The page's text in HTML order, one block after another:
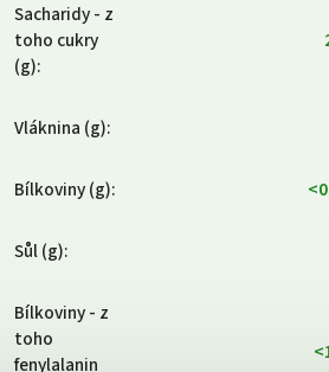
Sacharidy - z
toho cukry
(g):
Vláknina (g):
Bílkoviny (g):
Sůl (g):
Bílkoviny - z
toho
fenylalanin